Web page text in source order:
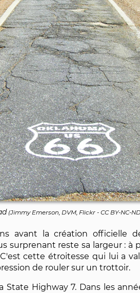
(Jimmy Emerson, DVM, Flickr- CC BY-NC-
avant la création officielle
surprenant reste sa largeur : à
cette étroitesse qui lui a
de rouler sur un trottoir.
Highway 7. Dans les